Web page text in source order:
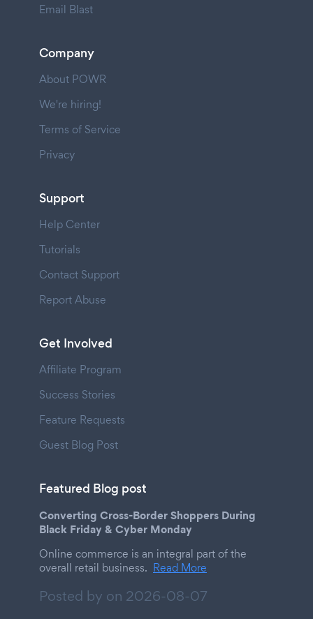
Email Blast
Company
About POWR
We're hiring!
Terms of Service
Privacy
Support
Help Center
Tutorials
Contact Support
Report Abuse
Get Involved
Affiliate Program
Success Stories
Feature Requests
Guest Blog Post
Featured Blog post
Converting Cross-Border Shoppers During
Black Friday & Cyber Monday
Online commerce is an integral part of the
overall retail business. Read More
Posted by on 2026-08-07